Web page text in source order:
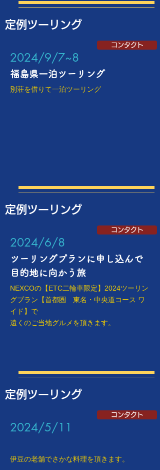
定例ツーリング
​2024/9/7~8
コンタクト
福島県一泊ツーリング
別荘を借りて一泊ツーリング
定例ツーリング
​2024/6/8
コンタクト
ツーリングプランに申し込んで
目的地に向かう旅
NEXCOの【ETC二輪車限定】2024ツーリン
グプラン【首都圏 東名・中央道コース ワ
イド】で
遠くのご当地グルメを頂きます。
定例ツーリング
​2024/5/11
コンタクト
伊豆の老舗でさかな料理を頂きます。